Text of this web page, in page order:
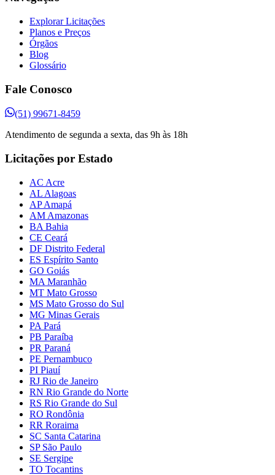
Explorar Licitações
Planos e Preços
Órgãos
Blog
Glossário
Fale Conosco
(51) 99671-8459
Atendimento de segunda a sexta, das 9h às 18h
Licitações por Estado
AC Acre
AL Alagoas
AP Amapá
AM Amazonas
BA Bahia
CE Ceará
DF Distrito Federal
ES Espírito Santo
GO Goiás
MA Maranhão
MT Mato Grosso
MS Mato Grosso do Sul
MG Minas Gerais
PA Pará
PB Paraíba
PR Paraná
PE Pernambuco
PI Piauí
RJ Rio de Janeiro
RN Rio Grande do Norte
RS Rio Grande do Sul
RO Rondônia
RR Roraima
SC Santa Catarina
SP São Paulo
SE Sergipe
TO Tocantins